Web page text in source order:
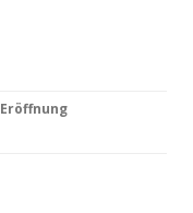
Eröffnung